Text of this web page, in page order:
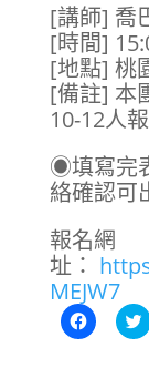
[講師] 喬
[時間]
[地點] 桃
[備註] 本
10-12人
◉填寫完
絡確認
報名網
址：
MEJW7
按
一